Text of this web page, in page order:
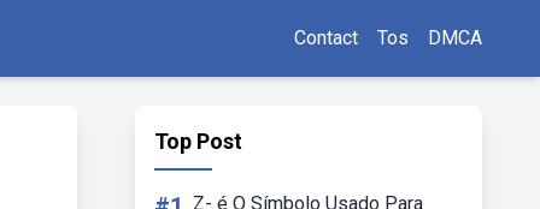
Contact Tos DMCA
Top Post
Z- é O Símbolo Usado Para